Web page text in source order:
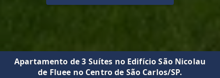
Apartamento de 3 Suítes no Edifício São Nicolau
de Fluee no Centro de São Carlos/SP.